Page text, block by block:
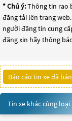
* Chú ý:Thông tin rao
đăng tải lên trang
người đăng tin cung
đăng xin hãy thông
Báo cáo tin xe đã bán
Tin xe khác cùng loại